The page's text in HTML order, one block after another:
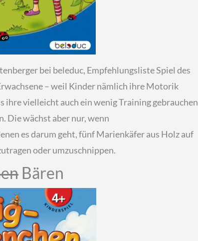
bei beleduc, Empfehlungsliste Spiel des
– weil Kinder nämlich ihre Motorik
vielleicht auch ein wenig Training gebrauchen
Die wächst aber nur, wenn
es darum geht, fünf Marienkäfer aus Holz auf
oder umzuschnippen.
Bären